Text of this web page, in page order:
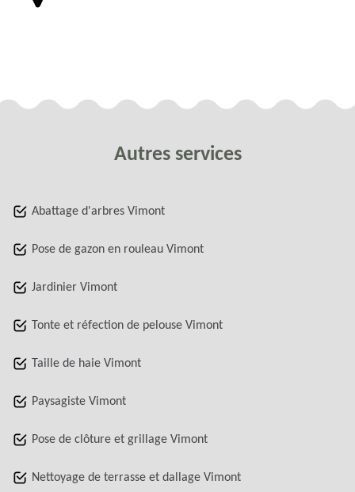
Autres services
Abattage d'arbres Vimont
Pose de gazon en rouleau Vimont
Jardinier Vimont
Tonte et réfection de pelouse Vimont
Taille de haie Vimont
Paysagiste Vimont
Pose de clôture et grillage Vimont
Nettoyage de terrasse et dallage Vimont